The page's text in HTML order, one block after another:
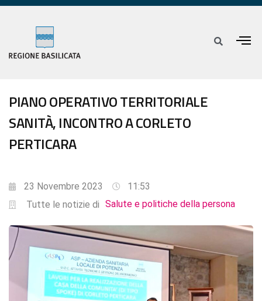
PIANO OPERATIVO TERRITORIALE
SANITÀ, INCONTRO A CORLETO
PERTICARA
23 Novembre 2023
11:53
Tutte le notizie di Salute e politiche della persona